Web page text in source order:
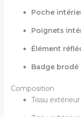
Poche
Poignets
Élément
Badge brodé
Composition
Tissu